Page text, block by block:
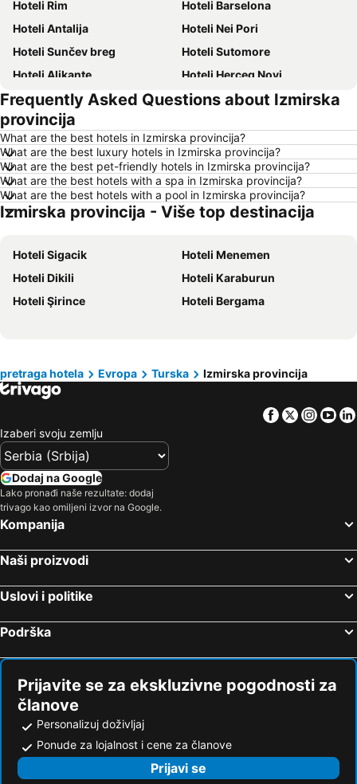
Hoteli Rim
Hoteli Barselona
Hoteli Antalija
Hoteli Nei Pori
Hoteli Sunčev breg
Hoteli Sutomore
Hoteli Alikante
Hoteli Herceg Novi
Hoteli Bečići
Hoteli Algero
Hoteli Petrovac
Hoteli Ohrid
Hoteli Ljoret de Mar
Hoteli Atina
Hoteli Solun
Hoteli Nica
Hoteli Ostrvo Tasos
Hoteli Hrvatsko primorje
Hoteli Srbija
Hoteli Kipar
Hoteli Ostrvo Zakintos
Hoteli Krf
Hoteli Hrvatska Istra
Hoteli Italija
Hoteli Lefkada
Hoteli Turska
Hoteli Tesalija
Hoteli Zadarska županija
Frequently Asked Questions about Izmirska
provincija
What are the best hotels in Izmirska provincija?
What are the best luxury hotels in Izmirska provincija?
What are the best pet-friendly hotels in Izmirska provincija?
What are the best hotels with a spa in Izmirska provincija?
What are the best hotels with a pool in Izmirska provincija?
Izmirska provincija - Više top destinacija
Hoteli Sigacik
Hoteli Menemen
Hoteli Dikili
Hoteli Karaburun
Hoteli Şirince
Hoteli Bergama
pretraga hotela Evropa Turska Izmirska provincija
Facebook
Twitter
Izaberi svoju zemlju
Dodaj na Google
Lako pronađi naše rezultate: dodaj
trivago kao omiljeni izvor na Google.
Kompanija
Naši proizvodi
Uslovi i politike
Podrška
Prijavite se za ekskluzivne pogodnosti za
članove
Personalizuj doživljaj
Ponude za lojalnost i cene za članove
Prijavi se